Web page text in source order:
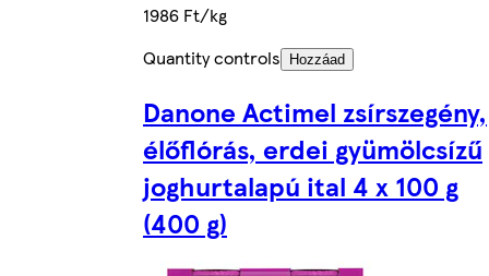
1986 Ft/kg
Quantity controls
Hozzáad
Danone Actimel zsírszegény,
élőflórás, erdei gyümölcsízű
joghurtalapú ital 4 x 100 g
(400 g)